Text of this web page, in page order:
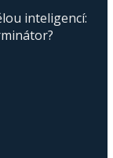
inteligencí: